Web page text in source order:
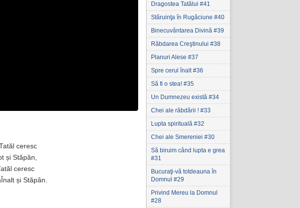
ceresc
și Stăpân,
ceresc
și Stăpân.
Dragostea Tatălui #41
Stăruinţa în Rugăciune #40
Binecuvântarea Divină #39
Răbdarea Creştinului #38
Planuri Alese #37
Spre cerul înalt #36
Să fi o stea! #35
Un Dumnezeu există #34
Chei ale răbdării ! #33
Lupta spirituală #32
Chei ale Smereniei #30
Să biruim când lupta e grea
#31
Bucuraţi-vă totdeauna în
Domnul #29
Privind Mereu la Domnul
#28